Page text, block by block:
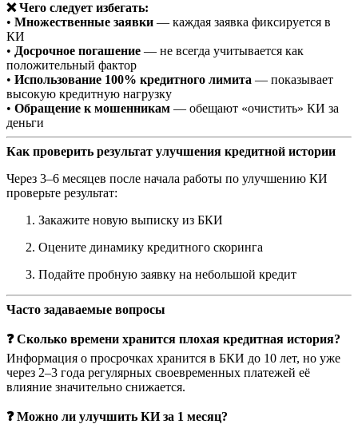
❌ Чего следует избегать:
• Множественные заявки — каждая заявка фиксируется в
КИ
• Досрочное погашение — не всегда учитывается как
положительный фактор
• Использование 100% кредитного лимита — показывает
высокую кредитную нагрузку
• Обращение к мошенникам — обещают «очистить» КИ за
деньги
Как проверить результат улучшения кредитной истории
Через 3–6 месяцев после начала работы по улучшению КИ
проверьте результат:
Закажите новую выписку из БКИ
Оцените динамику кредитного скоринга
Подайте пробную заявку на небольшой кредит
Часто задаваемые вопросы
❓ Сколько времени хранится плохая кредитная история?
Информация о просрочках хранится в БКИ до 10 лет, но уже
через 2–3 года регулярных своевременных платежей её
влияние значительно снижается.
❓ Можно ли улучшить КИ за 1 месяц?